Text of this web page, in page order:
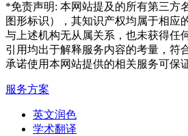
*免责声明: 本网站提及的所有第三方
图形标识），其知识产权均属于相应
与上述机构无从属关系，也未获得任
引用均出于解释服务内容的考量，符
承诺使用本网站提供的相关服务可保
服务方案
英文润色
学术翻译